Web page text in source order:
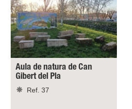
Aula de natura de Can
Gibert del Pla
Ref. 37